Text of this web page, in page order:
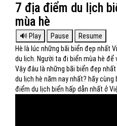
7 địa điểm du lịch
mùa hè
Hè là lúc những bãi biển đẹp nhất
du lịch. Người ta đi biển mùa hè để
Vậy đâu là những bãi biển đẹp
du lịch hè năm nay nhất? hãy
điểm du lịch biển hấp dẫn nhất ở